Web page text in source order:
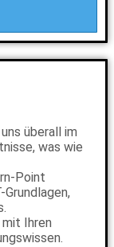
überall im
was wie
Point
Ihren